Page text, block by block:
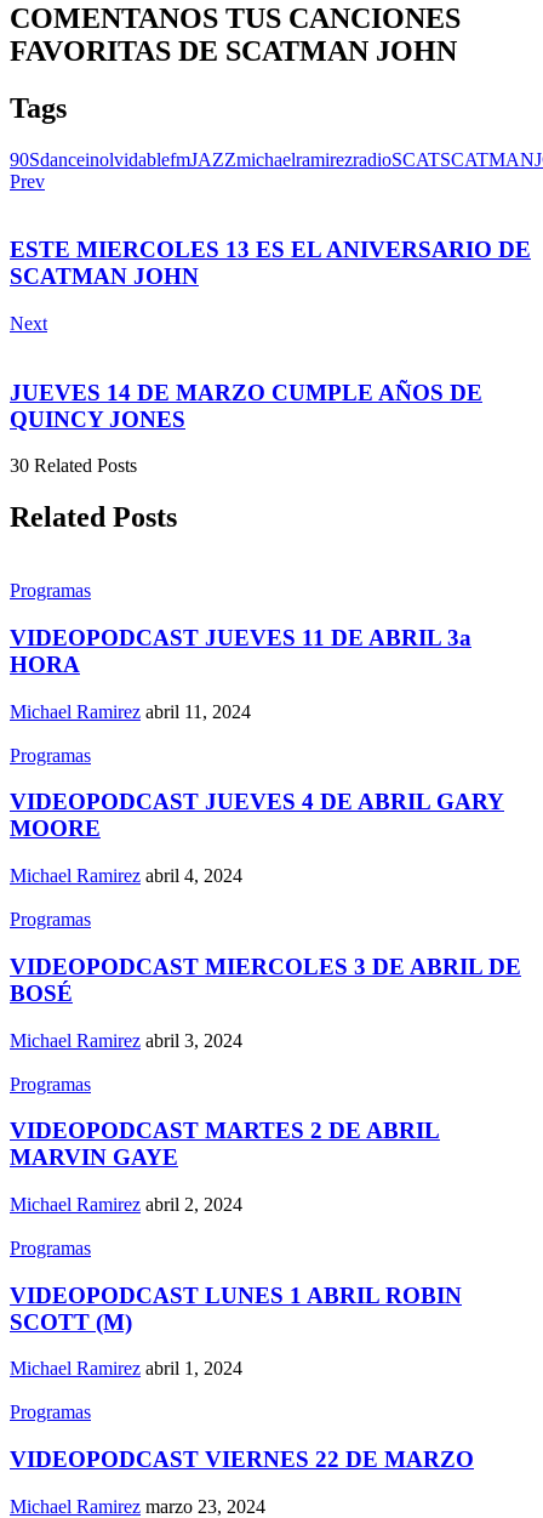
COMENTANOS TUS CANCIONES
FAVORITAS DE SCATMAN JOHN
Tags
90SdanceinolvidablefmJAZZmichaelramirezradioSCAT
Prev
ESTE MIERCOLES 13 ES EL ANIVERSARIO DE
SCATMAN JOHN
Next
JUEVES 14 DE MARZO CUMPLE AÑOS DE
QUINCY JONES
30 Related Posts
Related Posts
Programas
VIDEOPODCAST JUEVES 11 DE ABRIL 3a
HORA
Michael Ramirez abril 11, 2024
Programas
VIDEOPODCAST JUEVES 4 DE ABRIL GARY
MOORE
Michael Ramirez abril 4, 2024
Programas
VIDEOPODCAST MIERCOLES 3 DE ABRIL DE
BOSÉ
Michael Ramirez abril 3, 2024
Programas
VIDEOPODCAST MARTES 2 DE ABRIL
MARVIN GAYE
Michael Ramirez abril 2, 2024
Programas
VIDEOPODCAST LUNES 1 ABRIL ROBIN
SCOTT (M)
Michael Ramirez abril 1, 2024
Programas
VIDEOPODCAST VIERNES 22 DE MARZO
Michael Ramirez marzo 23, 2024